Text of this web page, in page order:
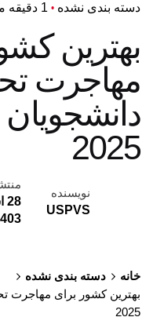
دسته بندی نشده 1 دقیقه مطالعه
بهترین
مهاجرت
2025
نویسنده
USPVS
خانه
دسته بندی نشده
بهترین کشور برای مهاجرت
2025